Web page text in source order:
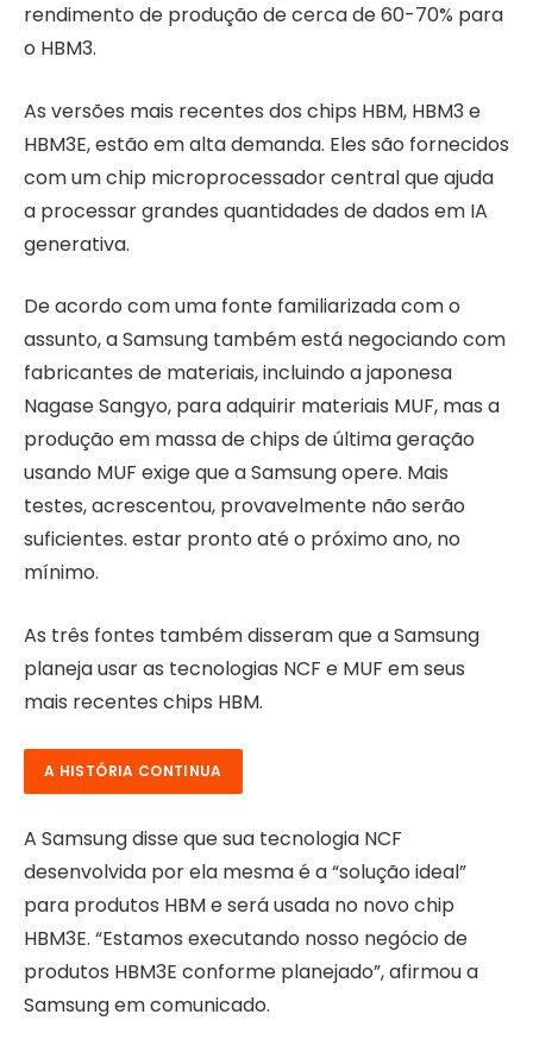
rendimento de produção de cerca de 60-70% para
o HBM3.
As versões mais recentes dos chips HBM, HBM3 e
HBM3E, estão em alta demanda. Eles são fornecidos
com um chip microprocessador central que ajuda
a processar grandes quantidades de dados em IA
generativa.
De acordo com uma fonte familiarizada com o
assunto, a Samsung também está negociando com
fabricantes de materiais, incluindo a japonesa
Nagase Sangyo, para adquirir materiais MUF, mas a
produção em massa de chips de última geração
usando MUF exige que a Samsung opere. Mais
testes, acrescentou, provavelmente não serão
suficientes. estar pronto até o próximo ano, no
mínimo.
As três fontes também disseram que a Samsung
planeja usar as tecnologias NCF e MUF em seus
mais recentes chips HBM.
A HISTÓRIA CONTINUA
A Samsung disse que sua tecnologia NCF
desenvolvida por ela mesma é a “solução ideal”
para produtos HBM e será usada no novo chip
HBM3E. “Estamos executando nosso negócio de
produtos HBM3E conforme planejado”, afirmou a
Samsung em comunicado.